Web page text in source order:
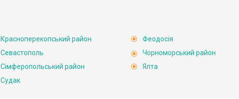
Красноперекопський район
Севастополь
Сімферопольський район
Судак
Феодосія
Чорноморський район
Ялта